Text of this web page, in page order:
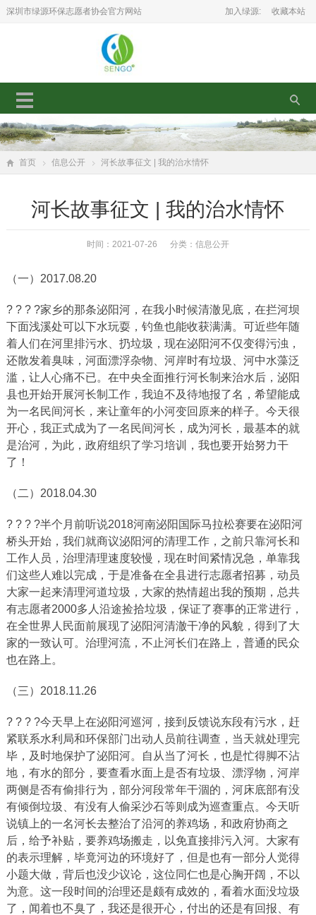
深圳市绿源环保志愿者协会官方网站 加入绿源: 收藏本站
首页 信息公开 河长故事征文 | 我的治水情怀
河长故事征文 | 我的治水情怀
时间：2021-07-26 分类： 信息公开
（一）2017.08.20
? ? ? ?家乡的那条泌阳河，在我小时候清澈见底，在拦河坝
下面浅溪处可以下水玩耍，钓鱼也能收获满满。可近些年随
着人们在河里排污水、扔垃圾，现在泌阳河不仅变得污浊，
还散发着臭味，河面漂浮杂物、河岸时有垃圾、河中水藻泛
滥，让人心痛不已。在中央全面推行河长制来治水后，泌阳
县也开始开展河长制工作，我迫不及待地报了名，希望能成
为一名民间河长，来让童年的小河变回原来的样子。今天很
开心，我正式成为了一名民间河长，成为河长，最基本的就
是治河，为此，政府组织了学习培训，我也要开始努力干
了！
（二）2018.04.30
? ? ? ?半个月前听说2018河南泌阳国际马拉松赛要在泌阳河
桥头开始，我们就商议泌阳河的清理工作，之前只靠河长和
工作人员，治理清理速度较慢，现在时间紧情况急，单靠我
们这些人难以完成，于是准备在全县进行志愿者招募，动员
大家一起来清理河道垃圾，大家的热情超出我的预期，总共
有志愿者2000多人沿途捡拾垃圾，保证了赛事的正常进行，
在全世界人民面前展现了泌阳河清澈干净的风貌，得到了大
家的一致认可。治理河流，不止河长们在路上，普通的民众
也在路上。
（三）2018.11.26
? ? ? ?今天早上在泌阳河巡河，接到反馈说东段有污水，赶
紧联系水利局和环保部门出动人员前往调查，当天就处理完
毕，及时地保护了泌阳河。自从当了河长，也是忙得脚不沾
地，有水的部分，要查看水面上是否有垃圾、漂浮物，河岸
两侧是否有偷排行为，部分河段常年干涸的，河床底部有没
有倾倒垃圾、有没有人偷采沙石等则成为巡查重点。今天听
说镇上的一名河长去整治了沿河的养鸡场，和政府协商之
后，给予补贴，要养鸡场搬走，以免直接排污入河。大家有
的表示理解，毕竟河边的环境好了，但是也有一部分人觉得
小题大做，背后也没少议论，这位同仁也是心胸开阔，不以
为意。这一段时间的治理还是颇有成效的，看着水面没垃圾
了，闻着也不臭了，我还是很开心，付出的还是有回报、有